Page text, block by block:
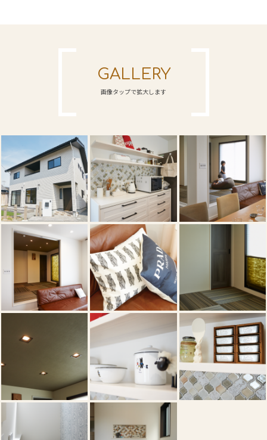
GALLERY
画像タップで拡大します